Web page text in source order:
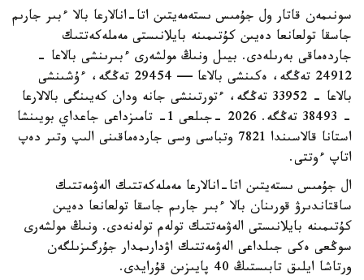
سونىمەن قاتار ول جۇمىس ىستەمەيتىن اتا-انالارعا بالا ءبىر جارىم
جاسقا تولعانعا دەيىن كۇتىمىنە بايلانىستى مەملەكەتتىك
جاردەماقى بەرىلەدى. بيىل ونىڭ مولشەرى ءبىرىنشى بالاعا -
24912 تەڭگە، ەكىنشى بالاعا — 29454 تەڭگە، ءۇشىنشى
بالاعا - 33952 تەڭگە، ءتورتىنشى جانە ودان كەيىنگى بالالارعا
- 38493 تەڭگە. 2026 -جىلعى 1- تامىزداعى جاعداي بويىنشا
استانا قالاسىندا 7821 وتباسى وسى جاردەماقىنى الىپ وتىر دەپ
اتاپ ءوتتى.
ال جۇمىس ىستەيتىن اتا-انالارعا مەملەكەتتىك الەۋمەتتىك
ساقتاندىرۋ قورىنان بالا ءبىر جارىم جاسقا تولعانعا دەيىن
كۇتىمىنە بايلانىستى الەۋمەتتىك تولەم تولەنەدى. ونىڭ مولشەرى
سوڭعى ەكى جىلداعى الەۋمەتتىك اۋدارىمدار جۇرگىزىلگەن
ورتاشا ايلىق تابىستىڭ 40 پايىزىن قۇرايدى.